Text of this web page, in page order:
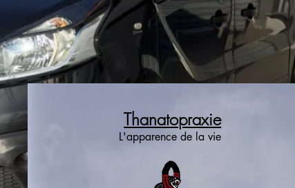
Thanatopraxie
L'apparence de la vie